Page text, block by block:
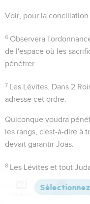
Voir, pour la conciliation
6 Observera
de l'espace où les
pénétrer.
7 Les Lévites . Dans 2
adresse cet ordre.
Quiconque voudra
les rangs , c'est-à-dire à
devait garantir Joas.
8 Les Lévites et tout
centaines; et c'est à
rapporter les mots :ils
Versions